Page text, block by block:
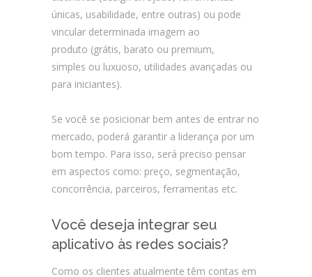
únicas, usabilidade, entre outras) ou pode
vincular determinada imagem ao
produto (grátis, barato ou premium,
simples ou luxuoso, utilidades avançadas ou
para iniciantes).
Se você se posicionar bem antes de entrar no
mercado, poderá garantir a liderança por um
bom tempo. Para isso, será preciso pensar
em aspectos como: preço, segmentação,
concorrência, parceiros, ferramentas etc.
Você deseja integrar seu
aplicativo às redes sociais?
Como os clientes atualmente têm contas em